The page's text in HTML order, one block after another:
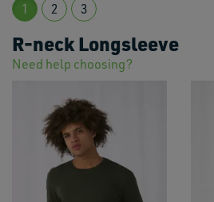
1 2 3
R-neck Longsleeve
Need help choosing?